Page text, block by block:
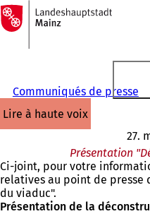
Accéder au contenu
Vers
la
page
d'accueil
Communiqués de presse
lire à haute voix
27.
Présentation
Ci-joint, pour votre
relatives au point de
du viaduc".
Présentation de la